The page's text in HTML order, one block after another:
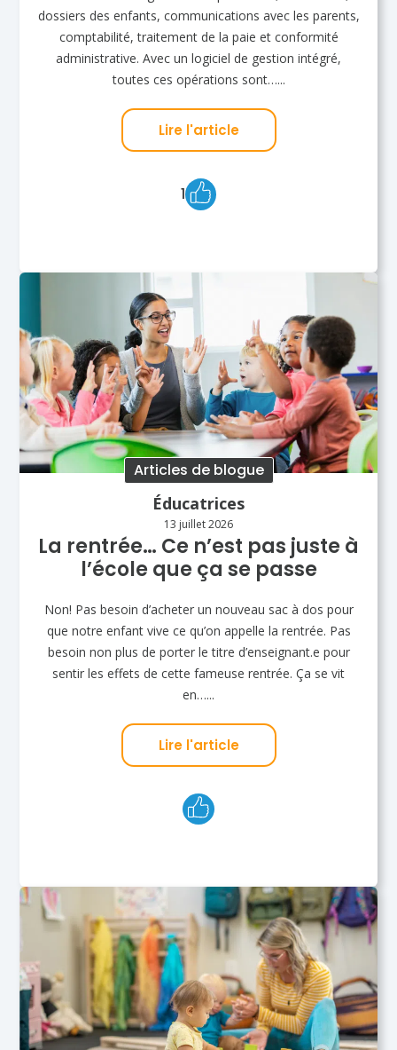
dossiers des enfants, communications avec les parents,
comptabilité, traitement de la paie et conformité
administrative. Avec un logiciel de gestion intégré,
toutes ces opérations sont…...
Lire l'article
1
Articles de blogue
Éducatrices
13 juillet 2026
La rentrée… Ce n’est pas juste à
l’école que ça se passe
Non! Pas besoin d’acheter un nouveau sac à dos pour
que notre enfant vive ce qu’on appelle la rentrée. Pas
besoin non plus de porter le titre d’enseignant.e pour
sentir les effets de cette fameuse rentrée. Ça se vit
en…...
Lire l'article